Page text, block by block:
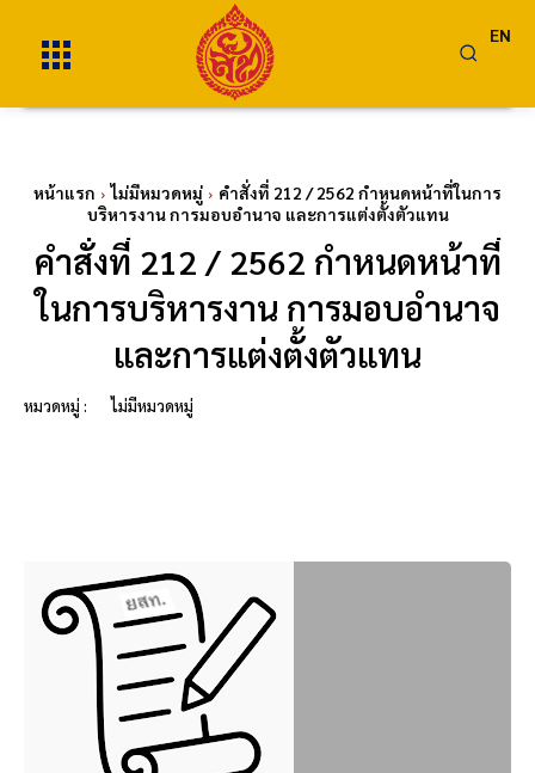
EN
หน้าแรก ไม่มีหมวดหมู่
คำสั่งที่ 212 / 2562 กำหนดหน้าที่ในการ
บริหารงาน การมอบอำนาจ และการแต่งตั้งตัวแทน
คำสั่งที่ 212 / 2562 กำหนดหน้าที่
ในการบริหารงาน การมอบอำนาจ
และการแต่งตั้งตัวแทน
หมวดหมู่ : ไม่มีหมวดหมู่